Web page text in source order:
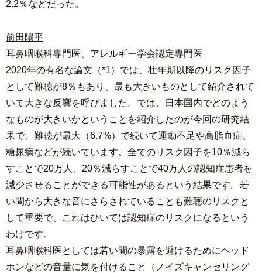
2.2％などだった。
前田陽平
耳鼻咽喉科専門医、アレルギー学会認定専門医
2020年の有名な論文（*1）では、壮年期以降のリスク因子
として難聴が8％もあり、最も大きいものとして紹介されて
いて大きな反響を呼びました。では、日本国内でどのよう
なものが大きいかということを紹介したのが今回の研究結
果で、難聴が最大（6.7%）で続いて運動不足や高脂血症、
糖尿病などが続いています。全てのリスク因子を10％減ら
すことで20万人、20％減らすことで40万人の認知症患者を
減少させることができる可能性があるという結果です。若
い間から大きな音にさらされていることも難聴のリスクと
して重要で、これはひいては認知症のリスクになるという
わけです。
耳鼻咽喉科医としては若い間の暴露を避けるためにヘッド
ホンなどの音量に気を付けること（ノイズキャンセリング